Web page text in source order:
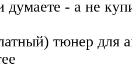
- а не
тюнер для